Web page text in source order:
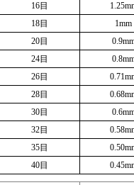
16目
18目
1mm
20目
24目
26目
28目
30目
32目
35目
40目